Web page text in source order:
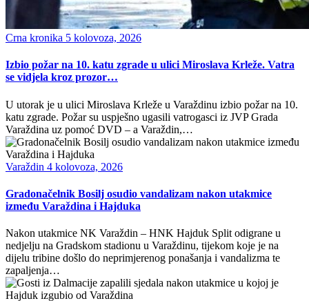
Crna kronika 5 kolovoza, 2026
Izbio požar na 10. katu zgrade u ulici Miroslava Krleže. Vatra
se vidjela kroz prozor…
U utorak je u ulici Miroslava Krleže u Varaždinu izbio požar na 10.
katu zgrade. Požar su uspješno ugasili vatrogasci iz JVP Grada
Varaždina uz pomoć DVD – a Varaždin,…
Varaždin 4 kolovoza, 2026
Gradonačelnik Bosilj osudio vandalizam nakon utakmice
između Varaždina i Hajduka
Nakon utakmice NK Varaždin – HNK Hajduk Split odigrane u
nedjelju na Gradskom stadionu u Varaždinu, tijekom koje je na
dijelu tribine došlo do neprimjerenog ponašanja i vandalizma te
zapaljenja…